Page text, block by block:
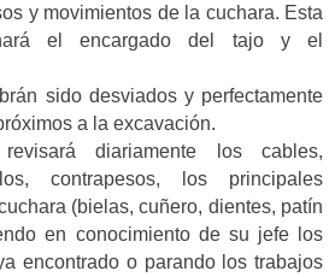
y movimientos de la cuchara. Esta
el encargado del tajo y el
sido desviados y perfectamente
a la excavación.
diariamente los cables,
contrapesos, los principales
(bielas, cuñero, dientes, patín
en conocimiento de su jefe los
encontrado o parando los trabajos